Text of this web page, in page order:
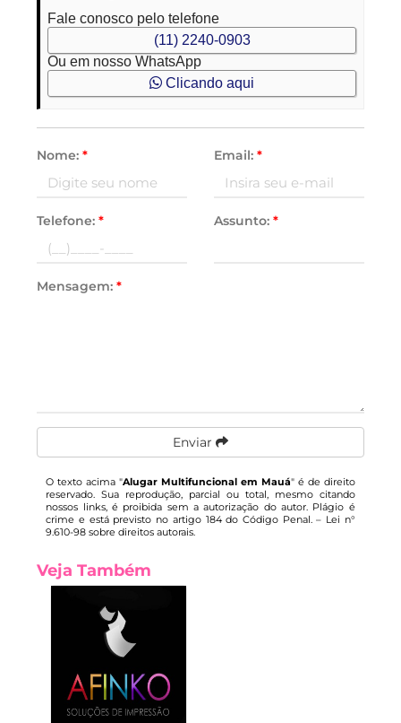
Fale conosco pelo telefone
(11) 2240-0903
Ou em nosso WhatsApp
Clicando aqui
Nome:* Email: *
Telefone:* Assunto: *
Mensagem:*
Enviar
O texto acima "Alugar Multifuncional em Mauá" é de direito
reservado. Sua reprodução, parcial ou total, mesmo citando
nossos links, é proibida sem a autorização do autor. Plágio é
crime e está previsto no artigo 184 do Código Penal. – Lei n°
9.610-98 sobre direitos autorais.
Veja Também